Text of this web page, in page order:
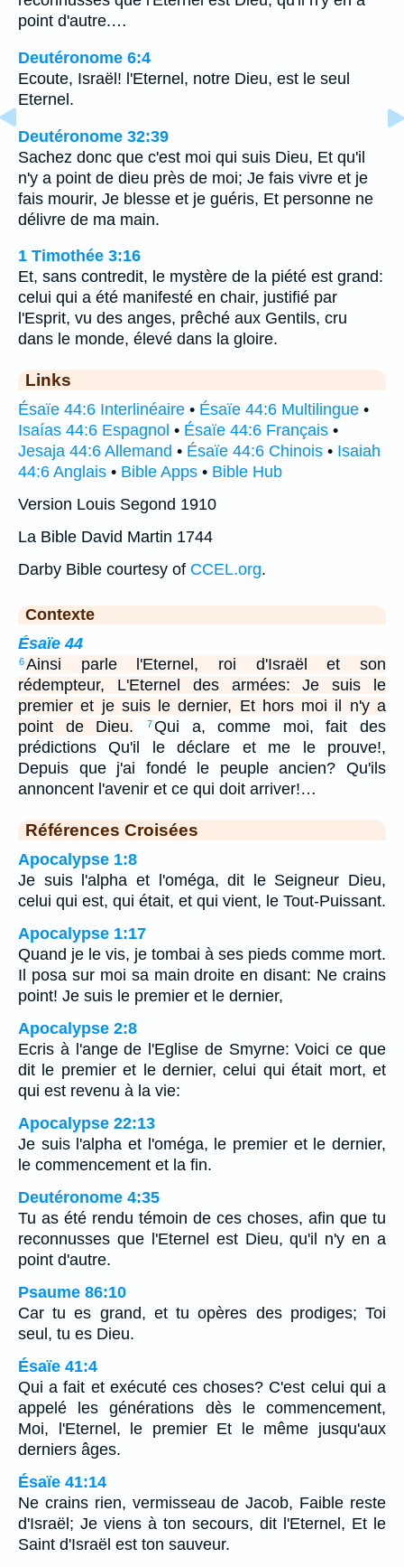
point d'autre.…
Deutéronome 6:4
Ecoute, Israël! l'Eternel, notre Dieu, est le seul
Eternel.
Deutéronome 32:39
Sachez donc que c'est moi qui suis Dieu, Et qu'il
n'y a point de dieu près de moi; Je fais vivre et je
fais mourir, Je blesse et je guéris, Et personne ne
délivre de ma main.
1 Timothée 3:16
Et, sans contredit, le mystère de la piété est grand:
celui qui a été manifesté en chair, justifié par
l'Esprit, vu des anges, prêché aux Gentils, cru
dans le monde, élevé dans la gloire.
Links
Ésaïe 44:6 Interlinéaire • Ésaïe 44:6 Multilingue •
Isaías 44:6 Espagnol • Ésaïe 44:6 Français •
Jesaja 44:6 Allemand • Ésaïe 44:6 Chinois • Isaiah
44:6 Anglais • Bible Apps • Bible Hub
Version Louis Segond 1910
La Bible David Martin 1744
Darby Bible courtesy of CCEL.org.
Contexte
Ésaïe 44
6Ainsi parle l'Eternel, roi d'Israël et son
rédempteur, L'Eternel des armées: Je suis le
premier et je suis le dernier, Et hors moi il n'y a
point de Dieu.
7Qui a, comme moi, fait des
prédictions Qu'il le déclare et me le prouve!,
Depuis que j'ai fondé le peuple ancien? Qu'ils
annoncent l'avenir et ce qui doit arriver!…
Références Croisées
Apocalypse 1:8
Je suis l'alpha et l'oméga, dit le Seigneur Dieu,
celui qui est, qui était, et qui vient, le Tout-Puissant.
Apocalypse 1:17
Quand je le vis, je tombai à ses pieds comme mort.
Il posa sur moi sa main droite en disant: Ne crains
point! Je suis le premier et le dernier,
Apocalypse 2:8
Ecris à l'ange de l'Eglise de Smyrne: Voici ce que
dit le premier et le dernier, celui qui était mort, et
qui est revenu à la vie:
Apocalypse 22:13
Je suis l'alpha et l'oméga, le premier et le dernier,
le commencement et la fin.
Deutéronome 4:35
Tu as été rendu témoin de ces choses, afin que tu
reconnusses que l'Eternel est Dieu, qu'il n'y en a
point d'autre.
Psaume 86:10
Car tu es grand, et tu opères des prodiges; Toi
seul, tu es Dieu.
Ésaïe 41:4
Qui a fait et exécuté ces choses? C'est celui qui a
appelé les générations dès le commencement,
Moi, l'Eternel, le premier Et le même jusqu'aux
derniers âges.
Ésaïe 41:14
Ne crains rien, vermisseau de Jacob, Faible reste
d'Israël; Je viens à ton secours, dit l'Eternel, Et le
Saint d'Israël est ton sauveur.